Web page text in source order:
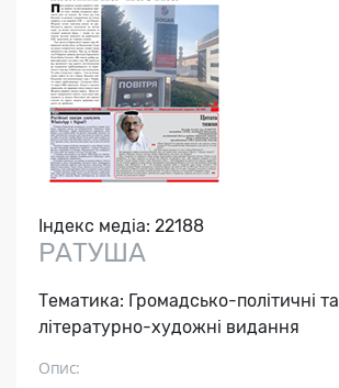
Індекс медіа: 22188
РАТУША
Тематика: Громадсько-політичні та
літературно-художні видання
Опис: